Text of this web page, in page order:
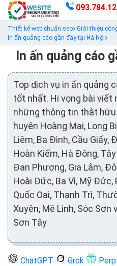
Thiết kế web chuẩn seo Giới thiệu
In ấn quảng cáo gần đây tại Hà Nội
In ấn quảng cáo
Top dịch vụ in ấn quảng
tốt nhất. Hi vọng bài viết
những thông tin thật
huyện Hoàng Mai, Long
Liêm, Ba Đình, Cầu Giấy,
Hoàn Kiếm, Hà Đông,
Đan Phượng, Gia Lâm,
Hoài Đức, Ba Vì, Mỹ Đức,
Quốc Oai, Thanh Trì,
Xuyên, Mê Linh, Sóc Sơn
Sơn Tây
ChatGPT Grok